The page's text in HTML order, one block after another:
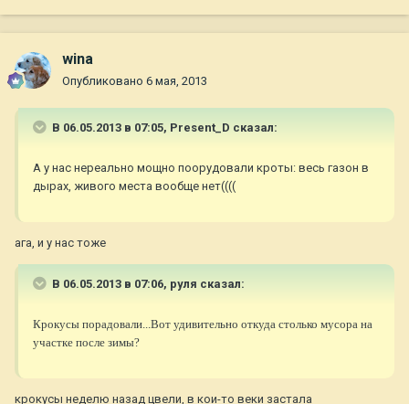
wina
Опубликовано 6 мая, 2013
В 06.05.2013 в 07:05, Present_D сказал:
А у нас нереально мощно поорудовали кроты: весь газон в
дырах, живого места вообще нет((((
ага, и у нас тоже
В 06.05.2013 в 07:06, руля сказал:
Крокусы порадовали...Вот удивительно откуда столько мусора на
участке после зимы?
крокусы неделю назад цвели, в кои-то веки застала